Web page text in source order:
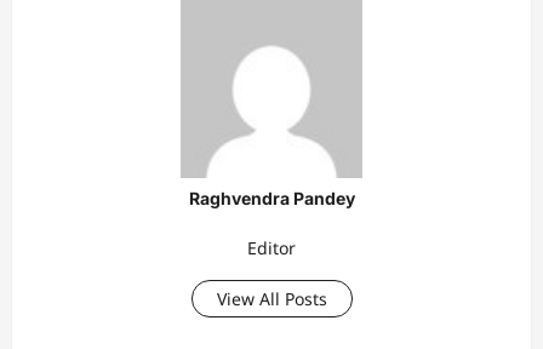
Raghvendra Pandey
Editor
View All Posts